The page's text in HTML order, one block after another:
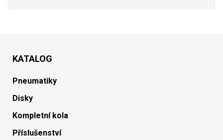
KATALOG
Pneumatiky
Disky
Kompletní kola
Příslušenství